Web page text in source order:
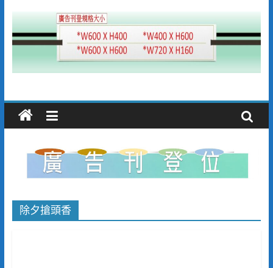
中正地下道排水溝夜間清淤 水
利局:請用路人減速慢行
除夕搶頭香